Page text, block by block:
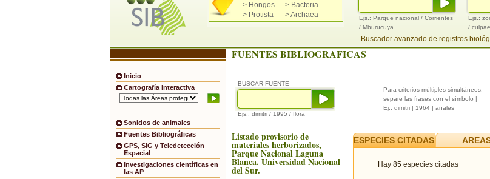
> Hongos
> Bacteria
> Protista
> Archaea
Ejs.:
/
Ejs.: Parque nacional / Corrientes
/ Mburucuya
Buscador avanzado de registros
Inicio
Cartografía interactiva
Sonidos de animales
Fuentes Bibliográficas
GPS, SIG y Teledetección
Espacial
Investigaciones científicas en
las AP
FUENTES BIBLIOGRAFICAS
BUSCAR FUENTE
Ejs.: dimitri / 1995 / flora
Para criterios múltiples simultáneos,
separe las frases con el símbolo |
Ej.: dimitri | 1964 | anales
Listado provisorio de
materiales herborizados,
Parque Nacional Laguna
Blanca. Universidad Nacional
del Sur.
ESPECIES CITADAS
Hay 85 especies citadas